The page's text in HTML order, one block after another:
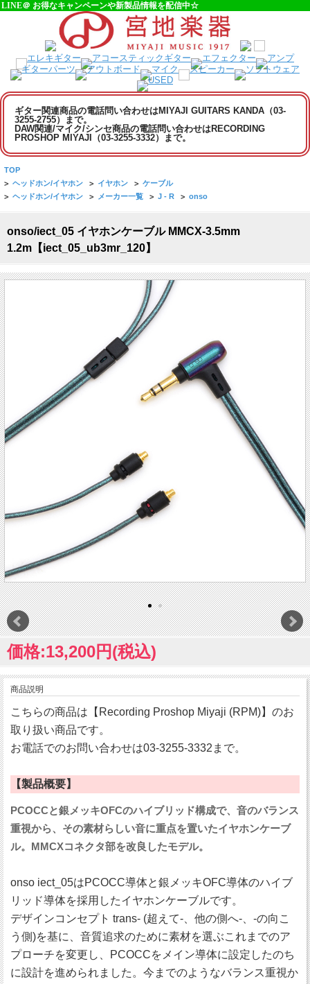
LINE＠ お得なキャンペーンや新製品情報を配信中☆
ギター関連商品の電話問い合わせはMIYAJI GUITARS KANDA（03-
3255-2755）まで。
DAW関連/マイク/シンセ商品の電話問い合わせはRECORDING
PROSHOP MIYAJI（03-3255-3332）まで。
TOP
> ヘッドホン/イヤホン > イヤホン > ケーブル
> ヘッドホン/イヤホン > メーカー一覧 > J - R > onso
onso/iect_05 イヤホンケーブル MMCX-3.5mm
1.2m【iect_05_ub3mr_120】
価格:13,200円(税込)
商品説明
こちらの商品は【Recording Proshop Miyaji (RPM)】のお
取り扱い商品です。
お電話でのお問い合わせは03-3255-3332まで。
【製品概要】
PCOCCと銀メッキOFCのハイブリッド構成で、音のバランス
重視から、その素材らしい音に重点を置いたイヤホンケーブ
ル。MMCXコネクタ部を改良したモデル。
onso iect_05はPCOCC導体と銀メッキOFC導体のハイブ
リッド導体を採用したイヤホンケーブルです。
デザインコンセプト trans- (超えて-、他の側へ-、-の向こ
う側)を基に、音質追求のために素材を選ぶこれまでのア
プローチを変更し、PCOCCをメイン導体に設定したのち
に設計を進められました。今までのようなバランス重視か